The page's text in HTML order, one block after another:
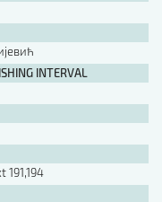
INTERVAL
191,194